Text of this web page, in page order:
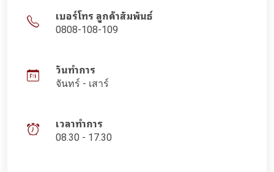
เบอร์โทร ลูกค้าสัมพันธ์
0808-108-109
วันทำการ
จันทร์ - เสาร์
เวลาทำการ
08.30 - 17.30